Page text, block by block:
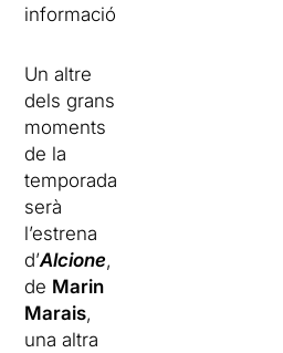
informació
Un altre
dels grans
moments
de la
temporada
serà
l’estrena
d’Alcione,
de Marin
Marais,
una altra